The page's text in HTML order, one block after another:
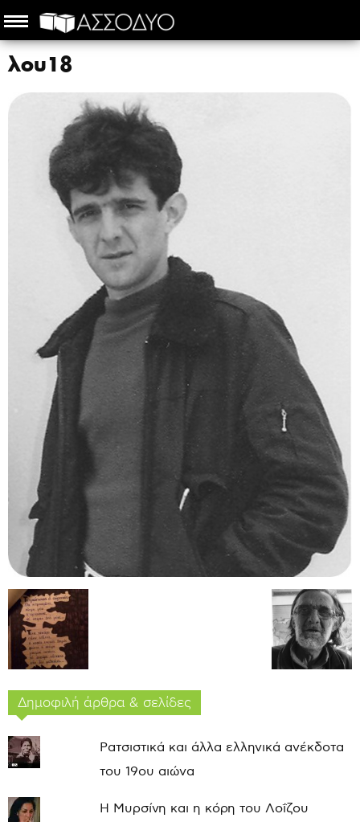
λου18
Δημοφιλή άρθρα & σελίδες
Ρατσιστικά και άλλα ελληνικά ανέκδοτα
του 19ου αιώνα
Η Μυρσίνη και η κόρη του Λοΐζου